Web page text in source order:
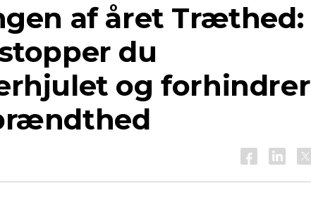
af ​​året Træthed:
du
og forhindrer